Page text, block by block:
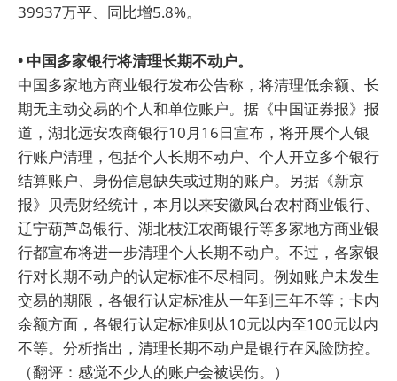
39937万平、同比增5.8%。
• 中国多家银行将清理长期不动户。
中国多家地方商业银行发布公告称，将清理低余额、长
期无主动交易的个人和单位账户。据《中国证券报》报
道，湖北远安农商银行10月16日宣布，将开展个人银
行账户清理，包括个人长期不动户、个人开立多个银行
结算账户、身份信息缺失或过期的账户。另据《新京
报》贝壳财经统计，本月以来安徽凤台农村商业银行、
辽宁葫芦岛银行、湖北枝江农商银行等多家地方商业银
行都宣布将进一步清理个人长期不动户。不过，各家银
行对长期不动户的认定标准不尽相同。例如账户未发生
交易的期限，各银行认定标准从一年到三年不等；卡内
余额方面，各银行认定标准则从10元以内至100元以内
不等。分析指出，清理长期不动户是银行在风险防控。
（翻评：感觉不少人的账户会被误伤。）